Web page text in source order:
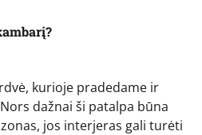
kurioje pradedame ir
dažnai ši patalpa būna
jos interjeras gali turėti